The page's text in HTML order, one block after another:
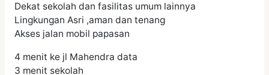
Dekat sekolah dan fasilitas umum lainnya
Lingkungan Asri ,aman dan tenang
Akses jalan mobil papasan
4 menit ke jl Mahendra data
3 menit sekolah